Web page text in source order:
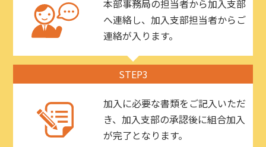
本部事務局の担当者から加入支部
へ連絡し、加入支部担当者からご
連絡が入ります。
STEP3
加入に必要な書類をご記入いただ
き、加入支部の承認後に組合加入
が完了となります。